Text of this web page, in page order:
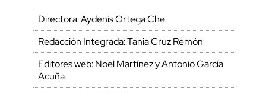
Directora: Aydenis Ortega Che
Redacción Integrada: Tania Cruz Remón
Editores web: Noel Martínez y Antonio García
Acuña